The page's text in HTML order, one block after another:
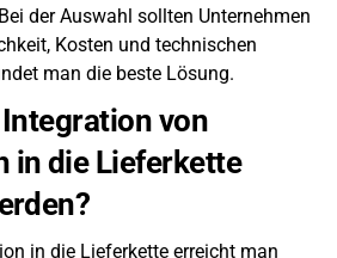
der Auswahl sollten Unternehmen
Kosten und technischen
man die beste Lösung.
von
in die Lieferkette
in die Lieferkette erreicht man